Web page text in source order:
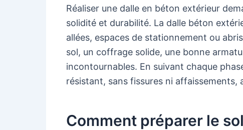
Réaliser une dalle en béton extérieur
solidité et durabilité. La dalle béton
allées, espaces de stationnement ou
sol, un coffrage solide, une bonne
incontournables. En suivant chaque
résistant, sans fissures ni affaissements,
Comment préparer le